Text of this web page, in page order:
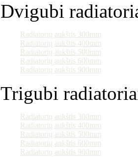
Dvigubi
Radiatorių aukštis 300mm
Radiatorių aukštis 400mm
Radiatorių aukštis 500mm
Radiatorių aukštis 600mm
Radiatorių aukštis 900mm
Trigubi
Radiatorių aukštis 300mm
Radiatorių aukštis 400mm
Radiatorių aukštis 500mm
Radiatorių aukštis 600mm
Radiatorių aukštis 900mm